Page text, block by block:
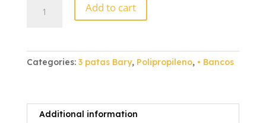
Menta
Add to cart
Categories: 3 patas Bary, Polipropileno, • Bancos
Additional information